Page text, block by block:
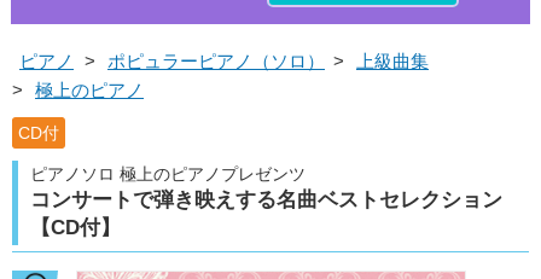
ピアノ > ポピュラーピアノ（ソロ） >
上級曲集
>
極上のピアノ
CD付
ピアノソロ 極上のピアノプレゼンツ
コンサートで弾き映えする名曲ベストセレクション
【CD付】